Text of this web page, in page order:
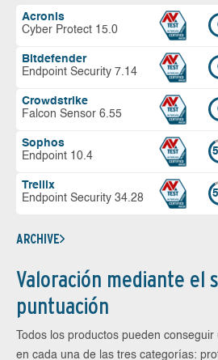
Acronis
Cyber Protect 15.0
Bitdefender
Endpoint Security 7.14
Crowdstrike
Falcon Sensor 6.55
Sophos
Endpoint 10.4
Trellix
Endpoint Security 34.28
ARCHIVE
Valoración mediante el
puntuación
Todos los productos pueden
en cada una de las tres categorías: